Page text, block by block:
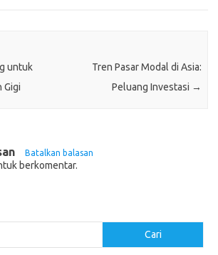
untuk
Gigi
Tren Pasar Modal di Asia:
Peluang Investasi →
Batalkan balasan
berkomentar.
Cari